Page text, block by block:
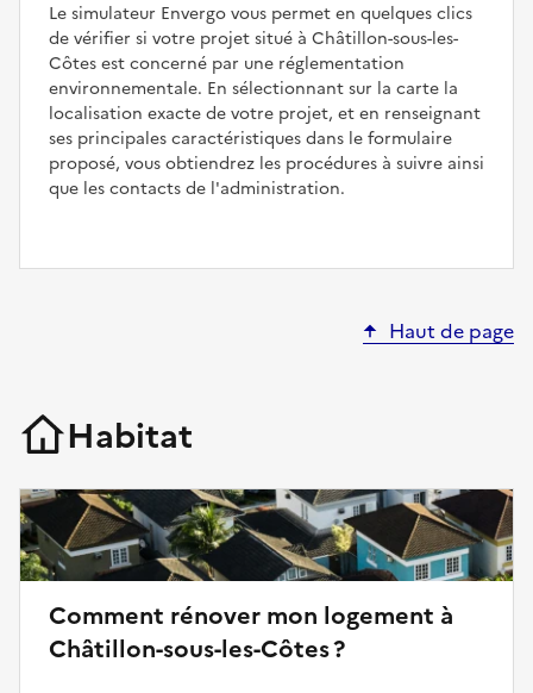
Le simulateur Envergo vous permet en quelques clics
de vérifier si votre projet situé à Châtillon-sous-les-
Côtes est concerné par une réglementation
environnementale. En sélectionnant sur la carte la
localisation exacte de votre projet, et en renseignant
ses principales caractéristiques dans le formulaire
proposé, vous obtiendrez les procédures à suivre ainsi
que les contacts de l'administration.
Haut de page
Habitat
Comment rénover mon logement à
Châtillon-sous-les-Côtes ?